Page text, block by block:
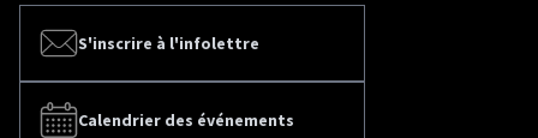
S'inscrire à l'infolettre
Calendrier des événements